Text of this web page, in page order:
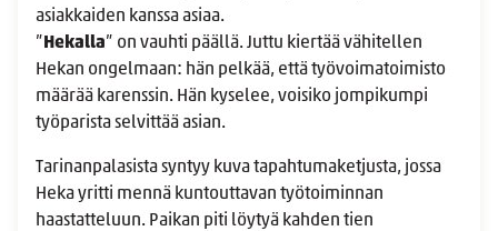
asiakkaiden kanssa asiaa.
” Hekalla” on vauhti päällä. Juttu kiertää vähitellen
Hekan ongelmaan: hän pelkää, että työvoimatoimisto
määrää karenssin. Hän kyselee, voisiko jompikumpi
työparista selvittää asian.
Tarinanpalasista syntyy kuva tapahtumaketjusta, jossa
Heka yritti mennä kuntouttavan työtoiminnan
haastatteluun. Paikan piti löytyä kahden tien